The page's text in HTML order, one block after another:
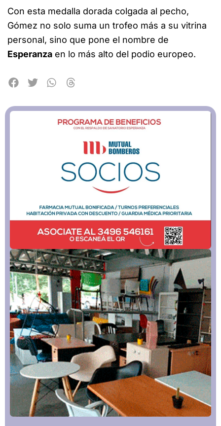
Con esta medalla dorada colgada al pecho,
Gómez no solo suma un trofeo más a su vitrina
personal, sino que pone el nombre de
Esperanza en lo más alto del podio europeo.